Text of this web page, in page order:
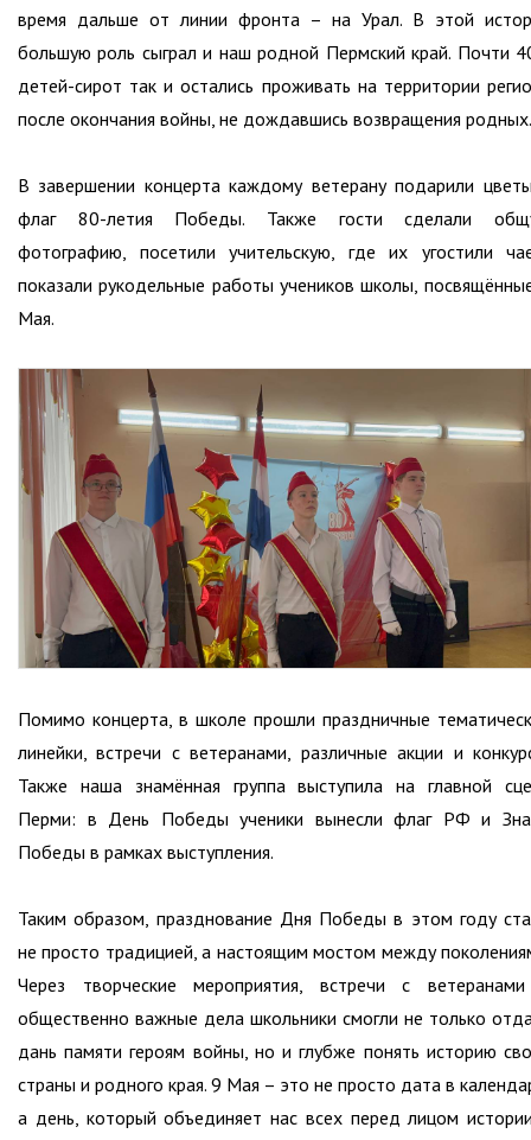
время дальше от линии фронта – на Урал. В этой
большую роль сыграл и наш родной Пермский край. Почти
детей-сирот так и остались проживать на территории
после окончания войны, не дождавшись возвращения родных.
В завершении концерта каждому ветерану подарили
флаг 80-летия Победы. Также гости сделали
фотографию, посетили учительскую, где их угостили
показали рукодельные работы учеников школы,
Мая.
Помимо концерта, в школе прошли праздничные
линейки, встречи с ветеранами, различные акции и
Также наша знамённая группа выступила на главной
Перми: в День Победы ученики вынесли флаг РФ и
Победы в рамках выступления.
Таким образом, празднование Дня Победы в этом году
не просто традицией, а настоящим мостом между
Через творческие мероприятия, встречи с
общественно важные дела школьники смогли не только
дань памяти героям войны, но и глубже понять историю
страны и родного края. 9 Мая – это не просто дата в
а день, который объединяет нас всех перед лицом